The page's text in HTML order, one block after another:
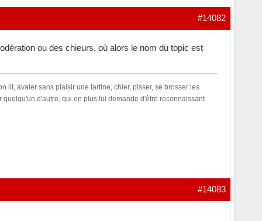
#14082
ou des chieurs, où alors le nom du topic est
lit, avaler sans plaisir une tartine, chier, pisser, se brosser les
d'autre, qui en plus lui demande d'être reconnaissant
#14083